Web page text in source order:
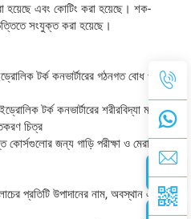
হয়েছে এবং কোটিং করা হয়েছে। শক-
সংযুক্ত করা হয়েছে।
টর্ক কনভার্টারের গঠনগত বোধ ও নীতি
টর্ক কনভার্টারের শরীরবিদ্যা মডেল,
চিত্র
কোর্সগুলোর জন্য গাড়ি পরীক্ষা ও মেরামত
প্রতিটি উপাদানের নাম, অবস্থান এবং